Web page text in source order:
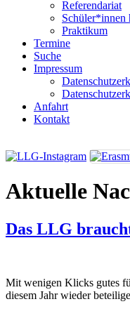
Referendariat
Schüler*innen
Praktikum
Termine
Suche
Impressum
Anfahrt
Kontakt
Aktuelle
Das LLG
Mit wenigen Klicks gutes
diesem Jahr wieder